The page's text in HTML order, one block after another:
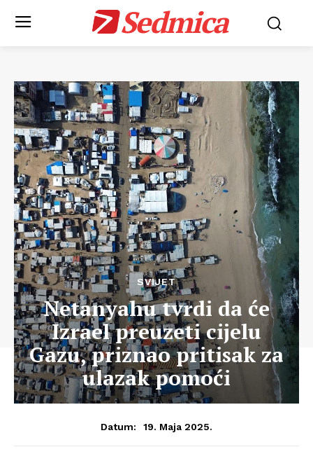
Sedmica
SVIJET
Netanyahu tvrdi da će
Izrael preuzeti cijelu
Gazu, priznao pritisak za
ulazak pomoći
Datum: 19. Maja 2025.